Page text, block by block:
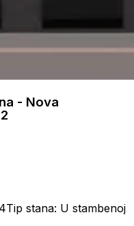
- Nova
Tip stana: U stambenoj